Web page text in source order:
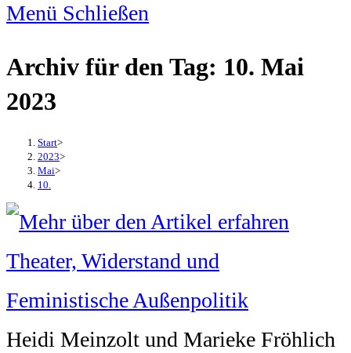
Menü Schließen
Archiv für den Tag: 10. Mai
2023
Start>
2023>
Mai>
10.
Heidi Meinzolt und Marieke Fröhlich